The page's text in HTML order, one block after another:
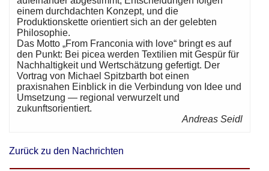
einem durchdachten Konzept, und die
Produktionskette orientiert sich an der gelebten
Philosophie.
Das Motto „From Franconia with love“ bringt es auf
den Punkt: Bei picea werden Textilien mit Gespür für
Nachhaltigkeit und Wertschätzung gefertigt. Der
Vortrag von Michael Spitzbarth bot einen
praxisnahen Einblick in die Verbindung von Idee und
Umsetzung — regional verwurzelt und
zukunftsorientiert.
Andreas Seidl
Zurück zu den Nachrichten